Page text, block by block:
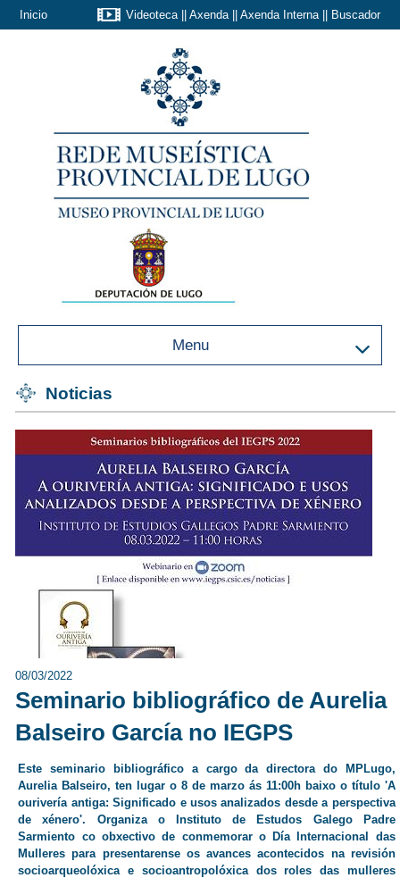
Inicio Videoteca|| Axenda|| Axenda Interna|| Buscador
Menu
Noticias
08/03/2022
Seminario bibliográfico de Aurelia
Balseiro García no IEGPS
Este seminario bibliográfico a cargo da directora do MPLugo,
Aurelia Balseiro, ten lugar o 8 de marzo ás 11:00h baixo o título 'A
ourivería antiga: Significado e usos analizados desde a perspectiva
de xénero'. Organiza o Instituto de Estudos Galego Padre
Sarmiento co obxectivo de conmemorar o Día Internacional das
Mulleres para presentarense os avances acontecidos na revisión
socioarqueolóxica e socioantropolóxica dos roles das mulleres